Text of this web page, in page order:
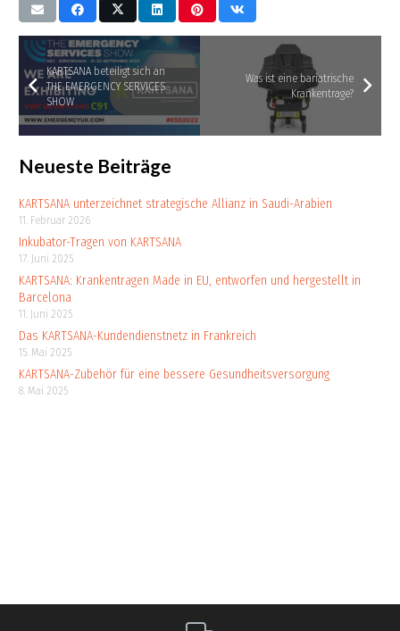
KARTSANA beteiligt sich an
THE EMERGENCY SERVICES
SHOW
Was ist eine bariatrische
Krankentrage?
Neueste Beiträge
KARTSANA unterzeichnet strategische Allianz in Saudi-Arabien
11. Februar 2026
Inkubator-Tragen von KARTSANA
17. Juni 2025
KARTSANA: Krankentragen Made in EU, entworfen und hergestellt in
Barcelona
11. Juni 2025
Das KARTSANA-Kundendienstnetz in Frankreich
15. Mai 2025
KARTSANA-Zubehör für eine bessere Gesundheitsversorgung
8. Mai 2025